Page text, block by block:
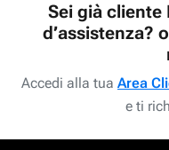
Sei già cliente
d’assistenza?
Accedi alla tua Area
e ti